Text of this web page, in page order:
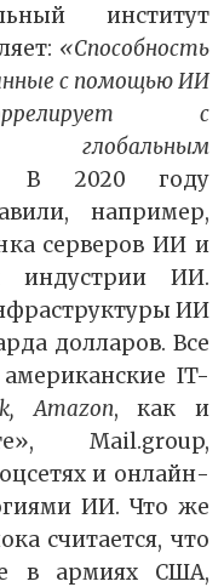
институт
«Способность
с помощью ИИ
с
глобальным
В 2020 году
например,
серверов ИИ и
индустрии ИИ.
ИИ
долларов. Все
IT-
Amazon, как и
Mail.group,
и онлайн-
ИИ. Что же
считается, что
в армиях США,